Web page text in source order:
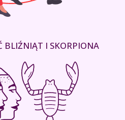
BLIŹNIĄT I SKORPIONA